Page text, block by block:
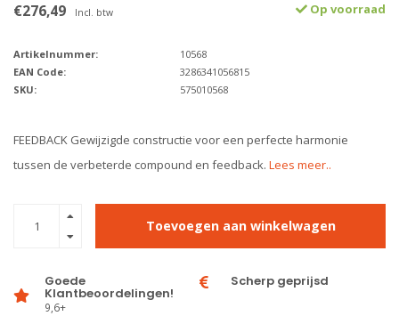
€276,49 Incl. btw Op voorraad
Artikelnummer:
10568
EAN Code:
3286341056815
SKU:
575010568
FEEDBACK Gewijzigde constructie voor een perfecte harmonie
tussen de verbeterde compound en feedback. Lees meer..
Toevoegen aan winkelwagen
Goede
Klantbeoordelingen!
9,6+
Scherp geprijsd